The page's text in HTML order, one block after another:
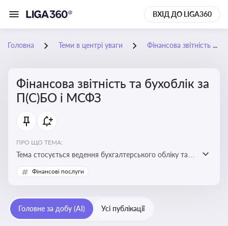
ВХІД ДО LIGA360
Головна Теми в центрі уваги Фінансова звітність та бухоблік за П(С)БО і МСФЗ
Фінансова звітність та бухоблік за
П(С)БО і МСФЗ
ПРО ЩО ТЕМА:
Тема стосується ведення бухгалтерського обліку та
складання фінансової звітності відповідно до
національних і міжнародних стандартів
Фінансові послуги
Головне за добу (AI) Усі публікації